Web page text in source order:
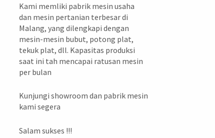
Kami memliki pabrik mesin usaha
dan mesin pertanian terbesar di
Malang, yang dilengkapi dengan
mesin-mesin bubut, potong plat,
tekuk plat, dll. Kapasitas produksi
saat ini tah mencapai ratusan mesin
per bulan
Kunjungi showroom dan pabrik mesin
kami segera
Salam sukses !!!